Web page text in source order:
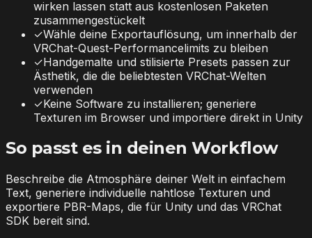
wirken lassen statt aus kostenlosen Paketen
zusammengestückelt
✓Wähle deine Exportauflösung, um innerhalb der
VRChat-Quest-Performancelimits zu bleiben
✓Handgemalte und stilisierte Presets passen zur
Ästhetik, die die beliebtesten VRChat-Welten
verwenden
✓Keine Software zu installieren; generiere
Texturen im Browser und importiere direkt in Unity
So passt es in deinen Workflow
Beschreibe die Atmosphäre deiner Welt in einfachem
Text, generiere individuelle nahtlose Texturen und
exportiere PBR-Maps, die für Unity und das VRChat
SDK bereit sind.